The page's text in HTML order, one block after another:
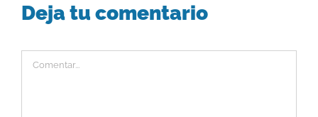
Deja tu comentario